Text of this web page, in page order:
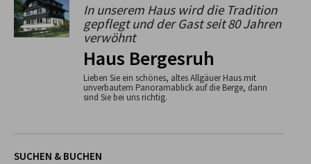
Mountainbike
Tipps
Jobs
In unserem Haus wird die Tradition
gepflegt und der Gast seit 80 Jahren
verwöhnt
Haus Bergesruh
Lieben Sie ein schönes, altes Allgäuer Haus mit
unverbautem Panoramablick auf die Berge, dann
sind Sie bei uns richtig.
SUCHEN & BUCHEN